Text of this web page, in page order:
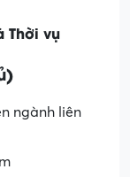
Thời vụ
ngành liên